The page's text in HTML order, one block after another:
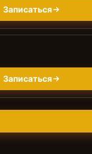
Записаться
Записаться